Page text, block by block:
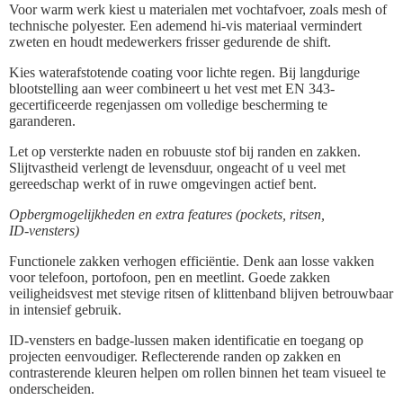
Voor warm werk kiest u materialen met vochtafvoer, zoals mesh of
technische polyester. Een ademend hi-vis materiaal vermindert
zweten en houdt medewerkers frisser gedurende de shift.
Kies waterafstotende coating voor lichte regen. Bij langdurige
blootstelling aan weer combineert u het vest met EN 343-
gecertificeerde regenjassen om volledige bescherming te
garanderen.
Let op versterkte naden en robuuste stof bij randen en zakken.
Slijtvastheid verlengt de levensduur, ongeacht of u veel met
gereedschap werkt of in ruwe omgevingen actief bent.
Opbergmogelijkheden en extra features (pockets, ritsen,
ID‑vensters)
Functionele zakken verhogen efficiëntie. Denk aan losse vakken
voor telefoon, portofoon, pen en meetlint. Goede zakken
veiligheidsvest met stevige ritsen of klittenband blijven betrouwbaar
in intensief gebruik.
ID-vensters en badge-lussen maken identificatie en toegang op
projecten eenvoudiger. Reflecterende randen op zakken en
contrasterende kleuren helpen om rollen binnen het team visueel te
onderscheiden.